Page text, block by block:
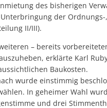
des bisherigen
der Ordnungs-
II/III).
– bereits
erklärte Karl
Baukosten.
wurde einstimmig
In geheimer Wahl
und drei